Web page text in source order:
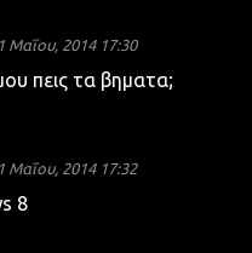
Μαΐου, 2014 17:30
πεις τα βηματα;
Μαΐου, 2014 17:32
8